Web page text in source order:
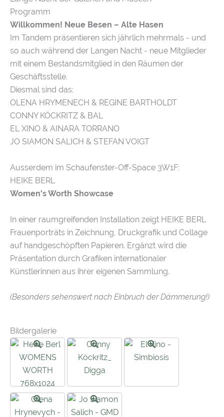
Programm
Willkommen! Neue Besen – Alte Hasen
Im Tandem präsentieren sich jährlich mehrmals - und
so auch während der Langen Nacht - neue Mitglieder
mit einem Bestandsmitglied in den Räumen der
Geschäftsstelle.
Diesmal sind das:
OLENA HRYMENECH & REGINE BARTHOLDT
CONNY KÖCKRITZ & BAL
EL XINO & AINARA TORRANO
JO SIAMON SALICH & STEFAN VOIGT
Ausserdem im Schaufenster-Off-Space 3W1F:
HEIKE BERL
Women's Worth Showcase
In einer raumgreifenden Installation zeigt HEIKE BERL
Frauenporträts in Zeichnung, Druckgrafik und Collage
auf handgeschöpften Papieren. Ergänzt wird die
Präsentation durch Grafiken internationaler
Künstlerinnen aus ihrer eigenen Sammlung.
(Besonders sehenswert nach Einbruch der Dämmerung!)
Bildergalerie